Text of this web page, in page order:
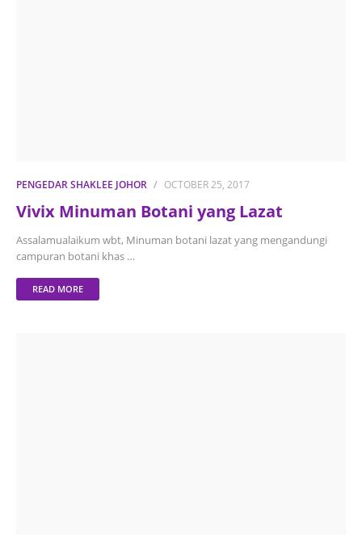
PENGEDAR SHAKLEE JOHOR OCTOBER 25, 2017
Vivix Minuman Botani yang Lazat
Assalamualaikum wbt, Minuman botani lazat yang mengandungi
campuran botani khas …
READ MORE